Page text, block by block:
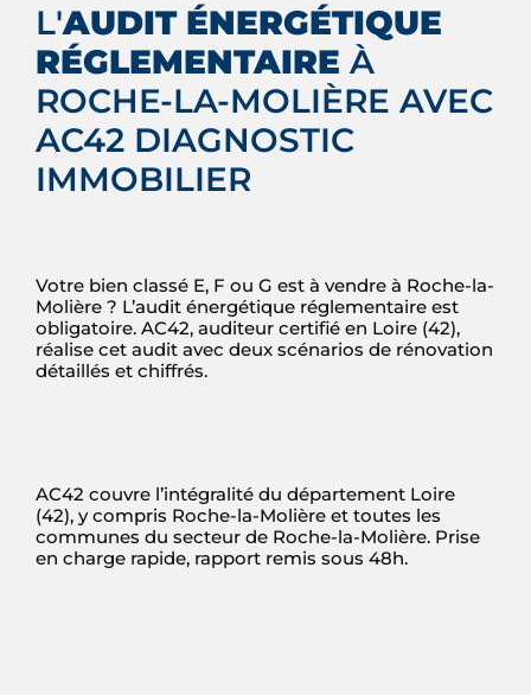
L'AUDIT ÉNERGÉTIQUE
RÉGLEMENTAIRE À
ROCHE-LA-MOLIÈRE AVEC
AC42 DIAGNOSTIC
IMMOBILIER
Votre bien classé E, F ou G est à vendre à Roche-la-
Molière ? L’audit énergétique réglementaire est
obligatoire. AC42, auditeur certifié en Loire (42),
réalise cet audit avec deux scénarios de rénovation
détaillés et chiffrés.
AC42 couvre l’intégralité du département Loire
(42), y compris Roche-la-Molière et toutes les
communes du secteur de Roche-la-Molière. Prise
en charge rapide, rapport remis sous 48h.